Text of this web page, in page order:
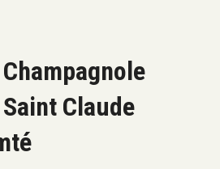
Claude